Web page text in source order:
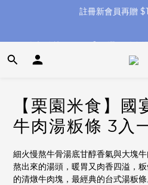
父親節快閃 7 天【 任選 6 件免
父親節快閃 7 天【 任選 6 件免
【全館滿 $1580 送古早味粄條 4
註冊新會員再贈
8%off
【栗園米食】
牛肉湯粄條 3入
細火慢熬牛骨湯底⽢醇⾹氣與⼤塊
熬出來的湯頭，暖胃又⾁⾹四溢，
的清燉⽜⾁塊，最經典的台式湯粄條